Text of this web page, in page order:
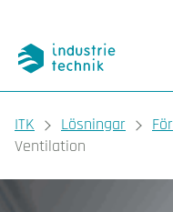
You are here:
ITK Lösningar
Ventilation